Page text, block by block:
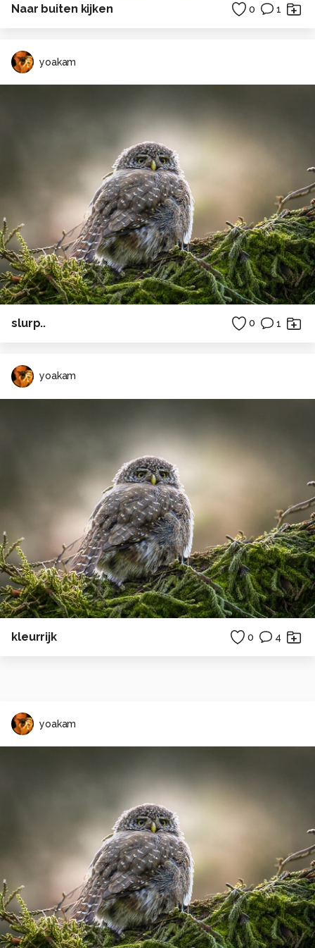
Naar buiten kijken 0 1
yoakam
slurp.. 0 1
yoakam
kleurrijk 0 4
yoakam